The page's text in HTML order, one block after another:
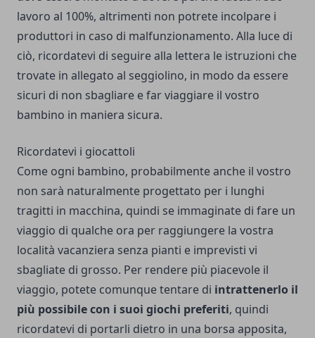
lavoro al 100%, altrimenti non potrete incolpare i
produttori in caso di malfunzionamento. Alla luce di
ciò, ricordatevi di seguire alla lettera le istruzioni che
trovate in allegato al seggiolino, in modo da essere
sicuri di non sbagliare e far viaggiare il vostro
bambino in maniera sicura.
Ricordatevi i giocattoli
Come ogni bambino, probabilmente anche il vostro
non sarà naturalmente progettato per i lunghi
tragitti in macchina, quindi se immaginate di fare un
viaggio di qualche ora per raggiungere la vostra
località vacanziera senza pianti e imprevisti vi
sbagliate di grosso. Per rendere più piacevole il
viaggio, potete comunque tentare di intrattenerlo il
più possibile con i suoi giochi preferiti, quindi
ricordatevi di portarli dietro in una borsa apposita,